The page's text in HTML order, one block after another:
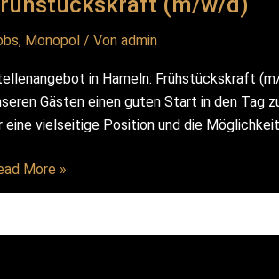
, Monopol / Von admin
in Hameln: Frühstückskraft
Gästen einen guten Start in den Tag
eine vielseitige Position und die
w/d)
More »